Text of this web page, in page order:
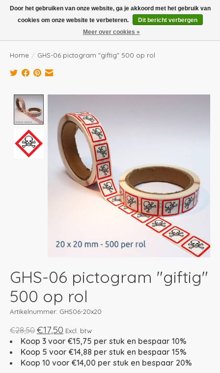
Boven de €100,- gratis verzending! Vóór 14.00 besteld, volgende dag in huis!
Verlanglijst
Home / GHS-06 pictogram "giftig" 500 op rol
GHS-06 pictogram "giftig"
500 op rol
Artikelnummer: GHS06-20x20
€28,50 €17,50 Excl. btw
Koop 3 voor €15,75 per stuk en bespaar 10%
Koop 5 voor €14,88 per stuk en bespaar 15%
Koop 10 voor €14,00 per stuk en bespaar 20%
Door het gebruiken van onze website, ga je akkoord met het gebruik van
cookies om onze website te verbeteren.
Dit bericht verbergen
Meer over cookies »